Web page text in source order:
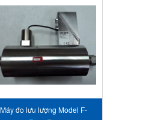
Máy đo lưu lượng Model F-